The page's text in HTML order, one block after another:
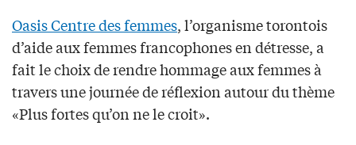
Oasis Centre des femmes, l’organisme torontois
d’aide aux femmes francophones en détresse, a
fait le choix de rendre hommage aux femmes à
travers une journée de réflexion autour du thème
«Plus fortes qu’on ne le croit».